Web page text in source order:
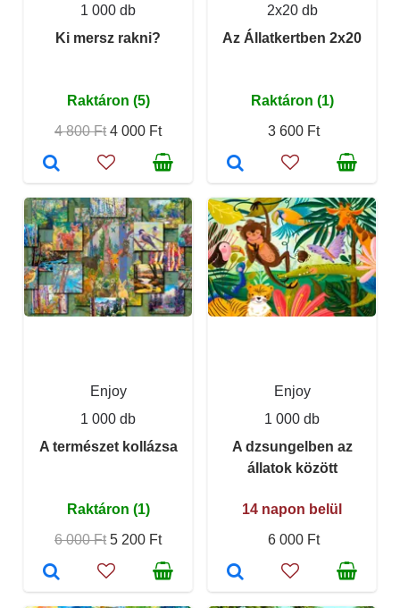
1 000 db
Ki mersz rakni?
Raktáron (5)
4 800 Ft 4 000 Ft
2x20 db
Az Állatkertben 2x20
Raktáron (1)
3 600 Ft
Enjoy
1 000 db
A természet kollázsa
Raktáron (1)
6 000 Ft 5 200 Ft
Enjoy
1 000 db
A dzsungelben az
állatok között
14 napon belül
6 000 Ft